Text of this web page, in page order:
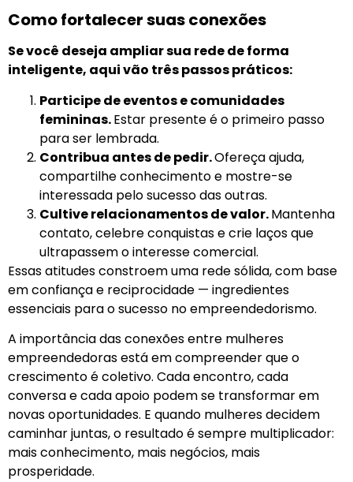
Como fortalecer suas conexões
Se você deseja ampliar sua rede de forma
inteligente, aqui vão três passos práticos:
Participe de eventos e comunidades
femininas.Estar presente é o primeiro passo
para ser lembrada.
Contribua antes de pedir.Ofereça ajuda,
compartilhe conhecimento e mostre-se
interessada pelo sucesso das outras.
Cultive relacionamentos de valor.Mantenha
contato, celebre conquistas e crie laços que
ultrapassem o interesse comercial.
Essas atitudes constroem uma rede sólida, com base
em confiança e reciprocidade — ingredientes
essenciais para o sucesso no empreendedorismo.
A importância das conexões entre mulheres
empreendedoras está em compreender que o
crescimento é coletivo. Cada encontro, cada
conversa e cada apoio podem se transformar em
novas oportunidades. E quando mulheres decidem
caminhar juntas, o resultado é sempre multiplicador:
mais conhecimento, mais negócios, mais
prosperidade.